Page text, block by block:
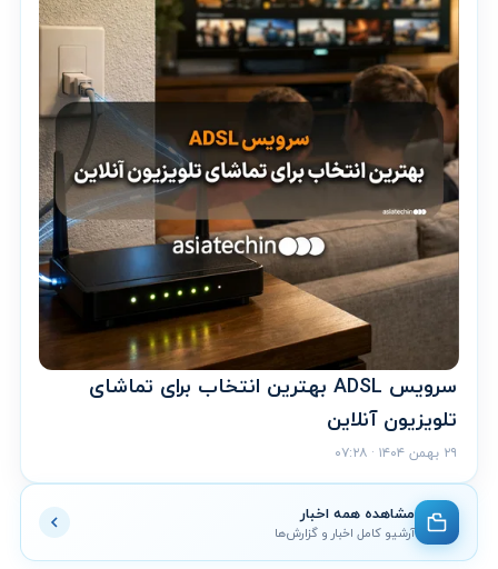
سرویس ADSL بهترین انتخاب برای تماشای
تلویزیون آنلاین
۲۹ بهمن ۱۴۰۴ · ۰۷:۲۸
مشاهده همه اخبار
آرشیو کامل اخبار و گزارش‌ها